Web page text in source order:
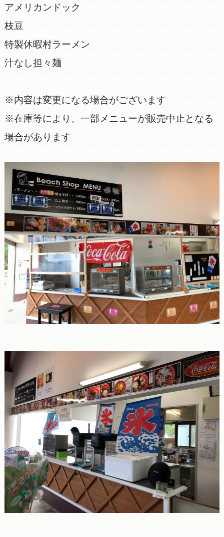
アメリカンドック
枝豆
特製休暇村ラーメン
汁なし担々麺
※内容は変更になる場合がございます
※在庫等により、一部メニューが販売中止となる
場合があります